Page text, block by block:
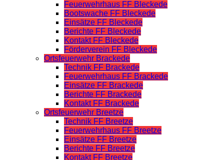
Feuerwehrhaus FF Bleckede
Bootswache FF Bleckede
Einsätze FF Bleckede
Berichte FF Bleckede
Kontakt FF Bleckede
Förderverein FF Bleckede
Ortsfeuerwehr Brackede
Technik FF Brackede
Feuerwehrhaus FF Brackede
Einsätze FF Brackede
Berichte FF Brackede
Kontakt FF Brackede
Ortsfeuerwehr Breetze
Technik FF Breetze
Feuerwehrhaus FF Breetze
Einsätze FF Breetze
Berichte FF Breetze
Kontakt FF Breetze